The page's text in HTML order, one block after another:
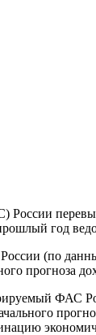
год
(по
прогноза
ФАС